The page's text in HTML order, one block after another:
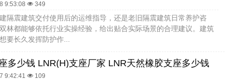
9:53:08 349
隔震建筑交付使用后的运维指导，还是老旧隔震建筑日常养护咨
林都能够依托行业实操经验，给出贴合实际场景的合理建议。建筑
要长久发挥防护作...
多少钱 LNR(H)支座厂家 LNR天然橡胶支座多少钱
9:42:41 109